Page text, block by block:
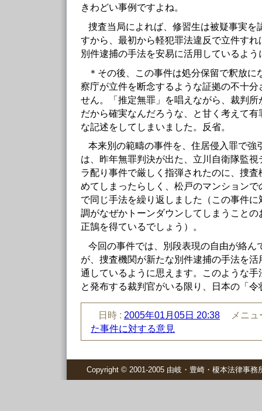
きわどい事例ですよね。
捜査当局によれば、修習生は被疑事実を
すから、最初から軽犯罪法違反で立件す
別件逮捕の手法を安易に活用しているよ
＊その後、この事件は処分保留で釈放に
察庁が立件を断念するような証拠の不十
せん。「推定無罪」を唱えながら、裁判
だから確実なんだろうな、と甘く考えて
な記述をしてしまいました。反省。
本来別の範疇の事件を、住居侵入罪で強
は、昨年無罪判決が出た、立川自衛隊監
ラ配り事件で厳しく指弾されたのに、捜
めてしまったらしく、松戸のマンション
で同じ手法を繰り返しました（この事件
調がなぜかトーンダウンしてしまうことの
正鵠を得ているでしょう）。
今回の事件では、別段表現の自由が絡ん
が、捜査機関が新たな別件逮捕の手法を
通しているように思えます。このような
と発布する裁判官がいる限り、日本の「
日時 : 2005年01月05日 20:38
メニ
た事件に対する意見
Copyright © 2001-2005 由岐・豊崎・榎本法律事